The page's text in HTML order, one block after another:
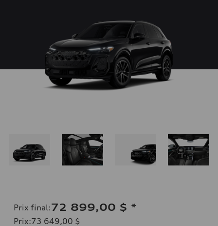
Prix final:72 899,00 $ *
Prix:73 649,00 $